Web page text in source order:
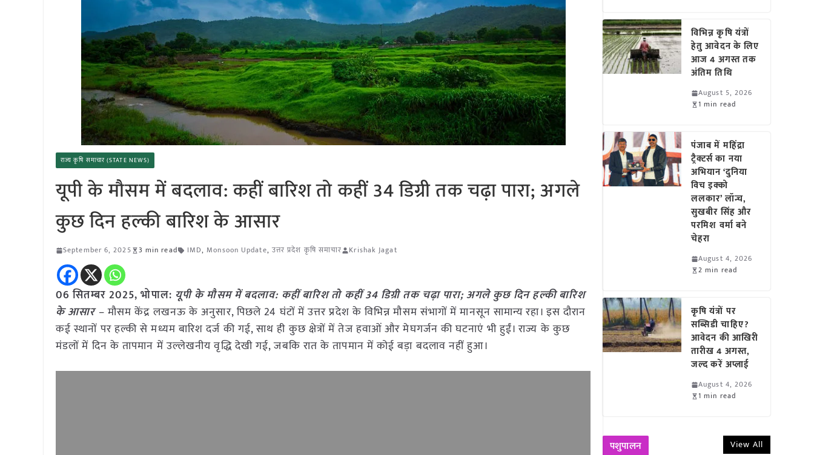
राज्य कृषि समाचार (STATE NEWS)
यूपी के मौसम में बदलाव: कहीं बारिश तो कहीं 34 डिग्री तक चढ़ा पारा; अगले
कुछ दिन हल्की बारिश के आसार
September 6, 2025 3 min read IMD,Monsoon Update, उत्तर प्रदेश कृषि समाचार Krishak Jagat
06 सितम्बर 2025, भोपाल: यूपी के मौसम में बदलाव: कहीं बारिश तो कहीं 34 डिग्री तक चढ़ा पारा; अगले कुछ दिन हल्की बारिश
के आसार– मौसम केंद्र लखनऊ के अनुसार, पिछले 24 घंटों में उत्तर प्रदेश के विभिन्न मौसम संभागों में मानसून सामान्य रहा। इस दौरान
कई स्थानों पर हल्की से मध्यम बारिश दर्ज की गई, साथ ही कुछ क्षेत्रों में तेज हवाओं और मेघगर्जन की घटनाएं भी हुईं। राज्य के कुछ
मंडलों में दिन के तापमान में उल्लेखनीय वृद्धि देखी गई, जबकि रात के तापमान में कोई बड़ा बदलाव नहीं हुआ।
विभिन्न कृषि यंत्रों
हेतु आवेदन के लिए
आज 4 अगस्त तक
अंतिम तिथि
August 5, 2026
1 min read
पंजाब में महिंद्रा
ट्रैक्टर्स का नया
अभियान ‘दुनिया
विच इक्को
ललकार’ लॉन्च,
सुखबीर सिंह और
परमिश वर्मा बने
चेहरा
August 4, 2026
2 min read
कृषि यंत्रों पर
सब्सिडी चाहिए?
आवेदन की आखिरी
तारीख 4 अगस्त,
जल्द करें अप्लाई
August 4, 2026
1 min read
पशुपालन View All